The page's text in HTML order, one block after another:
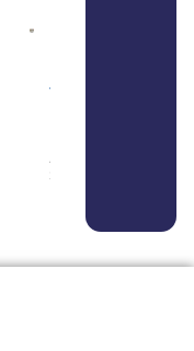
yang
August 4,
2026